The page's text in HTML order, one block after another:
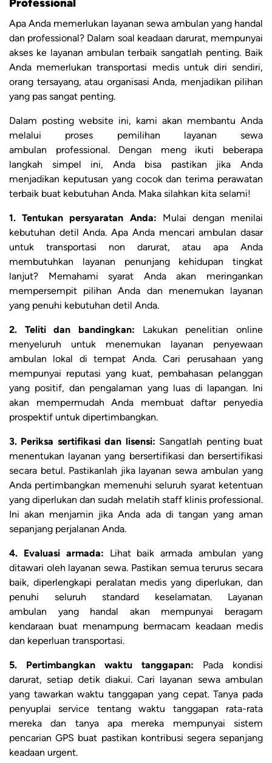
Apa Anda memerlukan layanan sewa ambulan yang handal
dan professional? Dalam soal keadaan darurat, mempunyai
akses ke layanan ambulan terbaik sangatlah penting. Baik
Anda memerlukan transportasi medis untuk diri sendiri,
orang tersayang, atau organisasi Anda, menjadikan pilihan
yang pas sangat penting.
Dalam posting website ini, kami akan membantu Anda
melalui proses pemilihan layanan sewa
ambulan professional. Dengan meng ikuti beberapa
langkah simpel ini, Anda bisa pastikan jika Anda
menjadikan keputusan yang cocok dan terima perawatan
terbaik buat kebutuhan Anda. Maka silahkan kita selami!
1. Tentukan persyaratan Anda: Mulai dengan menilai
kebutuhan detil Anda. Apa Anda mencari ambulan dasar
untuk transportasi non darurat, atau apa Anda
membutuhkan layanan penunjang kehidupan tingkat
lanjut? Memahami syarat Anda akan meringankan
mempersempit pilihan Anda dan menemukan layanan
yang penuhi kebutuhan detil Anda.
2. Teliti dan bandingkan: Lakukan penelitian online
menyeluruh untuk menemukan layanan penyewaan
ambulan lokal di tempat Anda. Cari perusahaan yang
mempunyai reputasi yang kuat, pembahasan pelanggan
yang positif, dan pengalaman yang luas di lapangan. Ini
akan mempermudah Anda membuat daftar penyedia
prospektif untuk dipertimbangkan.
3. Periksa sertifikasi dan lisensi: Sangatlah penting buat
menentukan layanan yang bersertifikasi dan bersertifikasi
secara betul. Pastikanlah jika layanan sewa ambulan yang
Anda pertimbangkan memenuhi seluruh syarat ketentuan
yang diperlukan dan sudah melatih staff klinis professional.
Ini akan menjamin jika Anda ada di tangan yang aman
sepanjang perjalanan Anda.
4. Evaluasi armada: Lihat baik armada ambulan yang
ditawari oleh layanan sewa. Pastikan semua terurus secara
baik, diperlengkapi peralatan medis yang diperlukan, dan
penuhi seluruh standard keselamatan. Layanan
ambulan yang handal akan mempunyai beragam
kendaraan buat menampung bermacam keadaan medis
dan keperluan transportasi.
5. Pertimbangkan waktu tanggapan: Pada kondisi
darurat, setiap detik diakui. Cari layanan sewa ambulan
yang tawarkan waktu tanggapan yang cepat. Tanya pada
penyuplai service tentang waktu tanggapan rata-rata
mereka dan tanya apa mereka mempunyai sistem
pencarian GPS buat pastikan kontribusi segera sepanjang
keadaan urgent.